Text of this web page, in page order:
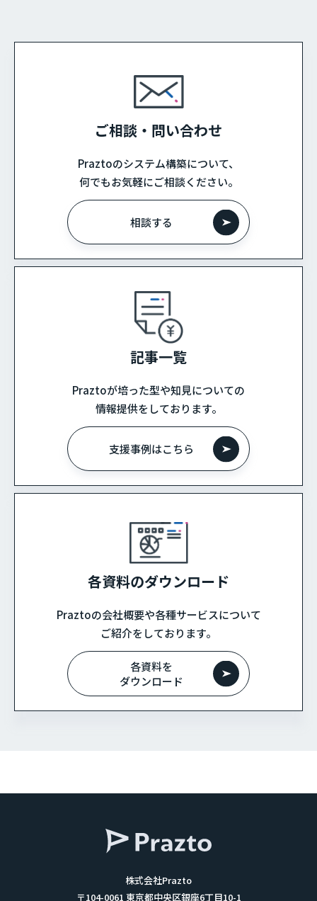
ご相談・問い合わせ
Praztoのシステム構築について、
何でもお気軽にご相談ください。
相談する
記事一覧
Praztoが培った型や知見についての
情報提供をしております。
支援事例はこちら
各資料のダウンロード
Praztoの会社概要や各種サービスについて
ご紹介をしております。
各資料を
ダウンロード
株式会社Prazto
〒104-0061 東京都中央区銀座6丁目10-1